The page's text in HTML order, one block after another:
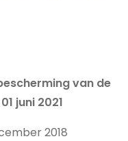
van de
juni 2021
2018